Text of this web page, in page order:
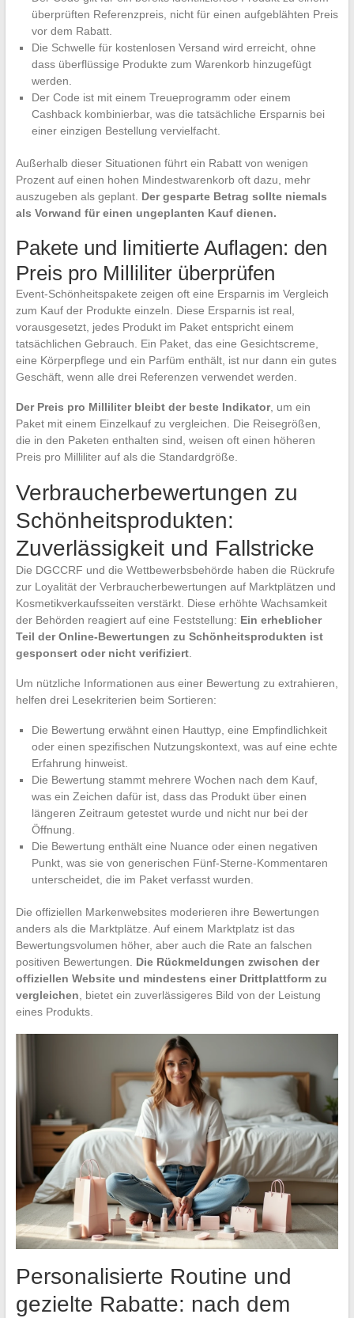
überprüften Referenzpreis, nicht für einen aufgeblähten Preis
vor dem Rabatt.
Die Schwelle für kostenlosen Versand wird erreicht, ohne
dass überflüssige Produkte zum Warenkorb hinzugefügt
werden.
Der Code ist mit einem Treueprogramm oder einem
Cashback kombinierbar, was die tatsächliche Ersparnis bei
einer einzigen Bestellung vervielfacht.
Außerhalb dieser Situationen führt ein Rabatt von wenigen
Prozent auf einen hohen Mindestwarenkorb oft dazu, mehr
auszugeben als geplant. Der gesparte Betrag sollte niemals
als Vorwand für einen ungeplanten Kauf dienen.
Pakete und limitierte Auflagen: den
Preis pro Milliliter überprüfen
Event-Schönheitspakete zeigen oft eine Ersparnis im Vergleich
zum Kauf der Produkte einzeln. Diese Ersparnis ist real,
vorausgesetzt, jedes Produkt im Paket entspricht einem
tatsächlichen Gebrauch. Ein Paket, das eine Gesichtscreme,
eine Körperpflege und ein Parfüm enthält, ist nur dann ein gutes
Geschäft, wenn alle drei Referenzen verwendet werden.
Der Preis pro Milliliter bleibt der beste Indikator, um ein
Paket mit einem Einzelkauf zu vergleichen. Die Reisegrößen,
die in den Paketen enthalten sind, weisen oft einen höheren
Preis pro Milliliter auf als die Standardgröße.
Verbraucherbewertungen zu
Schönheitsprodukten:
Zuverlässigkeit und Fallstricke
Die DGCCRF und die Wettbewerbsbehörde haben die Rückrufe
zur Loyalität der Verbraucherbewertungen auf Marktplätzen und
Kosmetikverkaufsseiten verstärkt. Diese erhöhte Wachsamkeit
der Behörden reagiert auf eine Feststellung: Ein erheblicher
Teil der Online-Bewertungen zu Schönheitsprodukten ist
gesponsert oder nicht verifiziert.
Um nützliche Informationen aus einer Bewertung zu extrahieren,
helfen drei Lesekriterien beim Sortieren:
Die Bewertung erwähnt einen Hauttyp, eine Empfindlichkeit
oder einen spezifischen Nutzungskontext, was auf eine echte
Erfahrung hinweist.
Die Bewertung stammt mehrere Wochen nach dem Kauf,
was ein Zeichen dafür ist, dass das Produkt über einen
längeren Zeitraum getestet wurde und nicht nur bei der
Öffnung.
Die Bewertung enthält eine Nuance oder einen negativen
Punkt, was sie von generischen Fünf-Sterne-Kommentaren
unterscheidet, die im Paket verfasst wurden.
Die offiziellen Markenwebsites moderieren ihre Bewertungen
anders als die Marktplätze. Auf einem Marktplatz ist das
Bewertungsvolumen höher, aber auch die Rate an falschen
positiven Bewertungen. Die Rückmeldungen zwischen der
offiziellen Website und mindestens einer Drittplattform zu
vergleichen , bietet ein zuverlässigeres Bild von der Leistung
eines Produkts.
Personalisierte Routine und
gezielte Rabatte: nach dem